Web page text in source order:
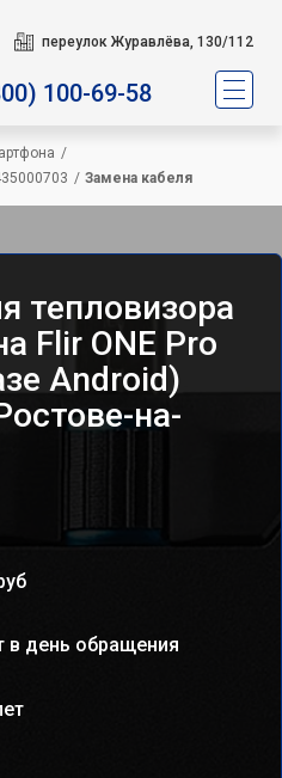
переулок Журавлёва, 130/112
100-69-58
/
/ Замена кабеля
тепловизора
Flir ONE Pro
Android)
на-
в день обращения